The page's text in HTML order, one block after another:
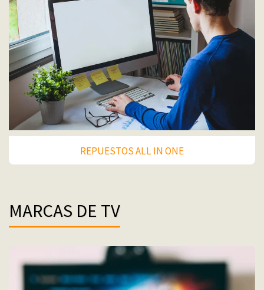
REPUESTOS ALL IN ONE
MARCAS DE TV